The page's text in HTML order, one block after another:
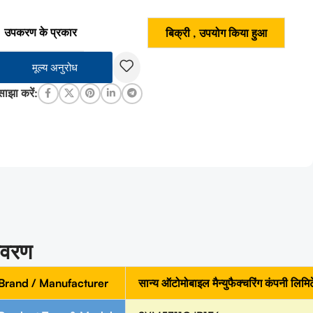
उपकरण के प्रकार बिक्री ,उपयोग किया हुआ
मूल्य अनुरोध
करें:
/ Manufacturer सान्य ऑटोमोबाइल मैन्युफैक्चरिंग कंपनी